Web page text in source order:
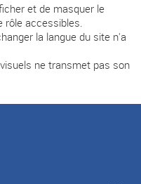
et de masquer le
rôle accessibles.
la langue du site n'a
ne transmet pas son